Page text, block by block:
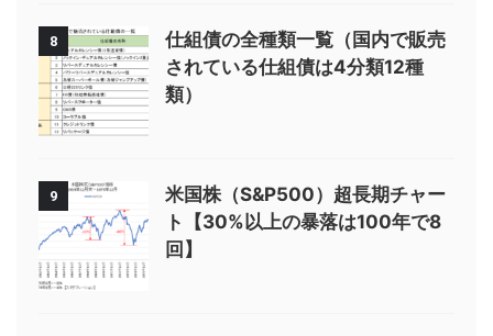
8
仕組債の全種類一覧（国内で販売
されている仕組債は4分類12種
類）
9
米国株（S&P500）超長期チャー
ト【30%以上の暴落は100年で8
回】